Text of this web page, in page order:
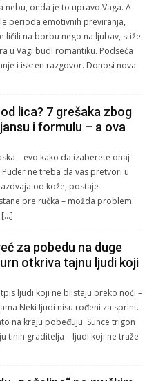
nebu, onda je to upravo Vaga. A
perioda emotivnih previranja,
ličili na borbu nego na ljubav, stiže
u Vagi budi romantiku. Podseća
i iskren razgovor. Donosi nova
lica? 7 grešaka zbog
i formulu – a ova
– evo kako da izaberete onaj
ne treba da vas pretvori u
od kože, postaje
pre ručka – možda problem
[…]
za pobedu na duge
otkriva tajnu ljudi koji
ljudi koji ne blistaju preko noći –
Neki ljudi nisu rođeni za sprint.
na kraju pobeđuju. Sunce trigon
tihih graditelja – ljudi koji ne traže